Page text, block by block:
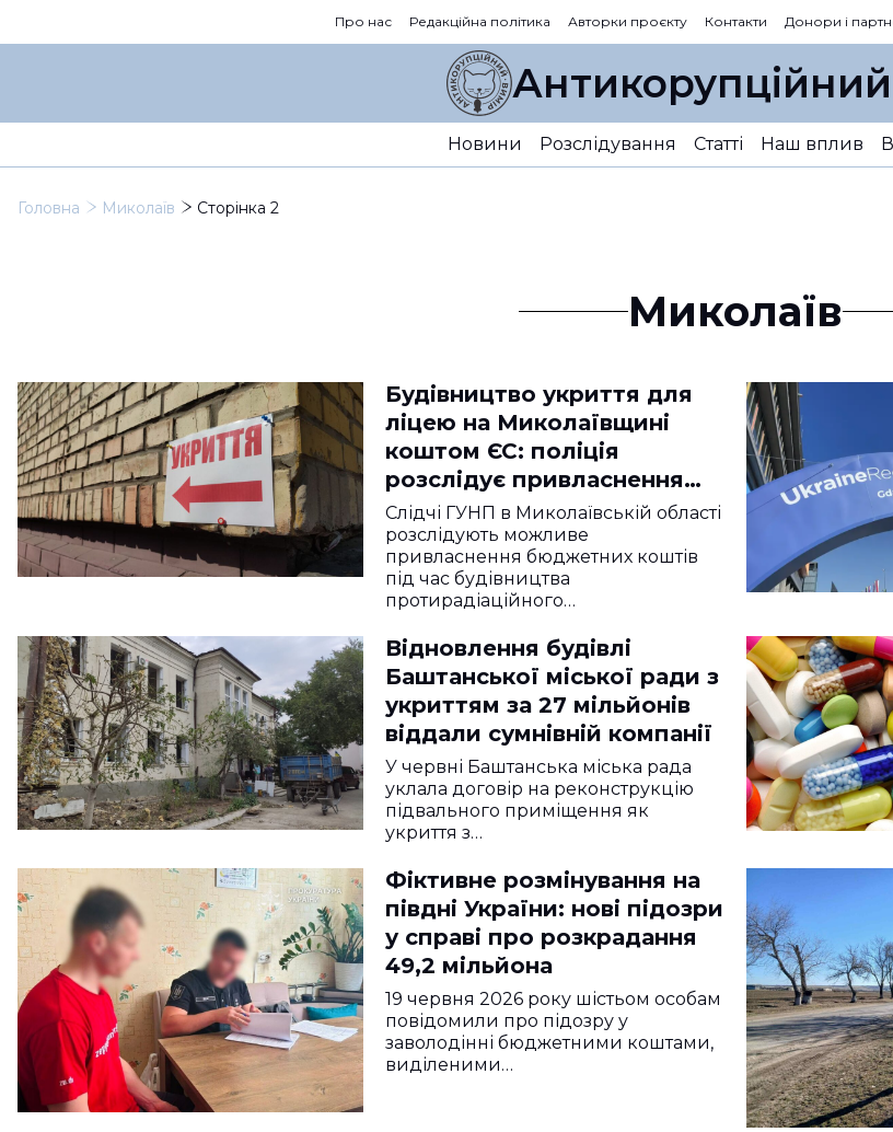
Про нас Редакційна політика Авторки проєкту Контакти Донори і
Новини Розслідування Статті Наш вплив
Головна Миколаїв Сторінка 2
Миколаїв
Будівництво укриття для
ліцею на Миколаївщині
коштом ЄС: поліція
розслідує привласнення
коштів, а контракт
розірвано через зупинку
робіт
Слідчі ГУНП в Миколаївській області
розслідують можливе
привласнення бюджетних коштів
під час будівництва
протирадіаційного…
Відновлення будівлі
Баштанської міської ради з
укриттям за 27 мільйонів
віддали сумнівній компанії
У червні Баштанська міська рада
уклала договір на реконструкцію
підвального приміщення як
укриття з…
Фіктивне розмінування на
півдні України: нові підозри
у справі про розкрадання
49,2 мільйона
19 червня 2026 року шістьом особам
повідомили про підозру у
заволодінні бюджетними коштами,
виділеними…